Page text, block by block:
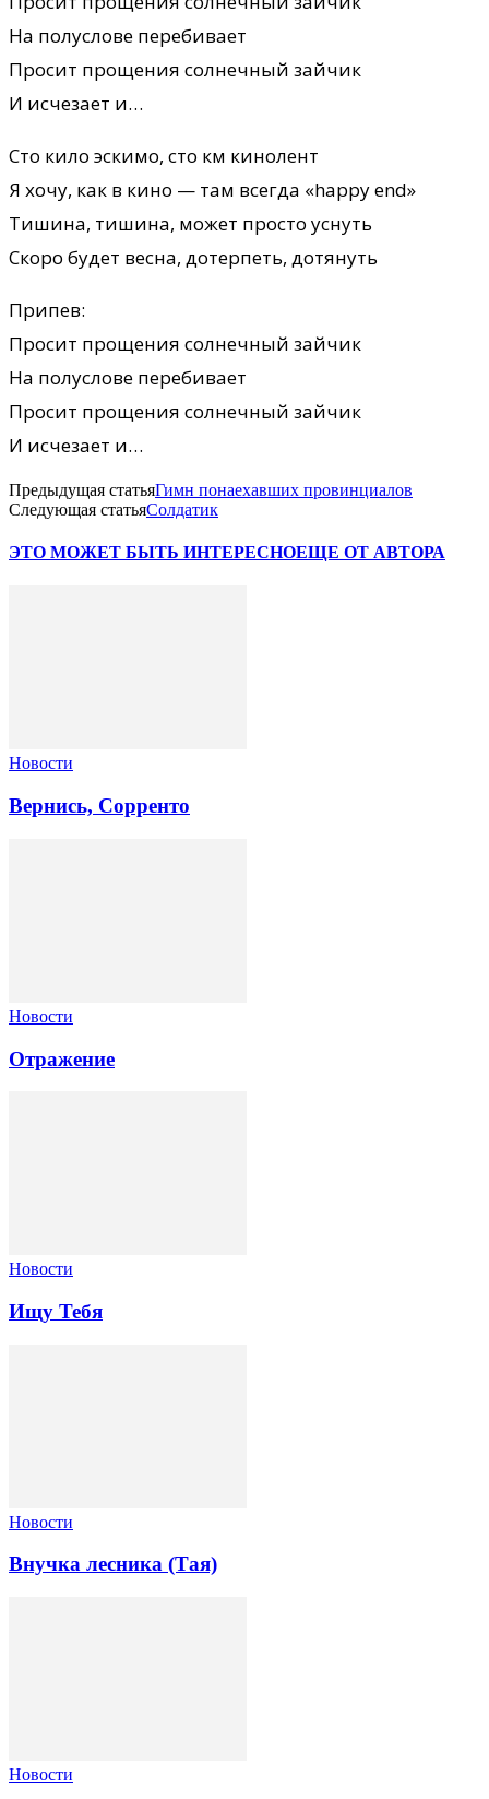
На полуслове перебивает
Просит прощения солнечный зайчик
И исчезает и…
Сто кило эскимо, сто км кинолент
Я хочу, как в кино — там всегда «happy end»
Тишина, тишина, может просто уснуть
Скоро будет весна, дотерпеть, дотянуть
Припев:
Просит прощения солнечный зайчик
На полуслове перебивает
Просит прощения солнечный зайчик
И исчезает и…
Предыдущая статьяГимн понаехавших провинциалов
Следующая статьяСолдатик
ЭТО МОЖЕТ БЫТЬ ИНТЕРЕСНОЕЩЕ ОТ АВТОРА
Новости
Вернись, Сорренто
Новости
Отражение
Новости
Ищу Тебя
Новости
Внучка лесника (Тая)
Новости